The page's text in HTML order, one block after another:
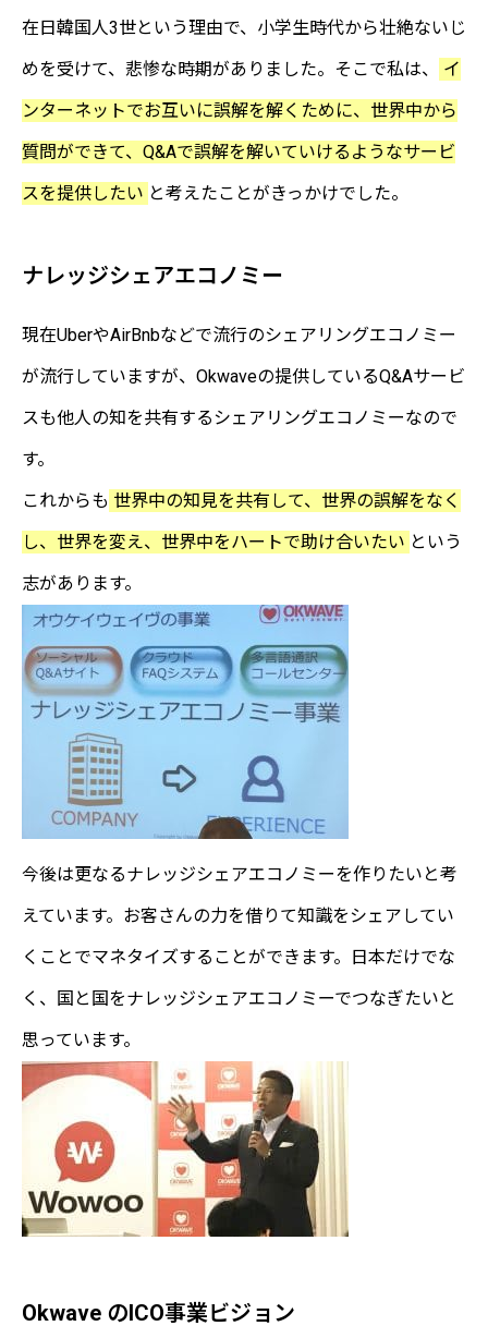
在日韓国人3世という理由で、小学生時代から壮絶ないじ
めを受けて、悲惨な時期がありました。そこで私は、
イ
ンターネットでお互いに誤解を解くために、世界中から
質問ができて、Q&Aで誤解を解いていけるようなサービ
スを提供したい と考えたことがきっかけでした。
ナレッジシェアエコノミー
現在UberやAirBnbなどで流行のシェアリングエコノミー
が流行していますが、Okwaveの提供しているQ&Aサービ
スも他人の知を共有するシェアリングエコノミーなので
す。
これからも 世界中の知見を共有して、世界の誤解をなく
し、世界を変え、世界中をハートで助け合いたい という
志があります。
今後は更なるナレッジシェアエコノミーを作りたいと考
えています。お客さんの力を借りて知識をシェアしてい
くことでマネタイズすることができます。日本だけでな
く、国と国をナレッジシェアエコノミーでつなぎたいと
思っています。
Okwave のICO事業ビジョン